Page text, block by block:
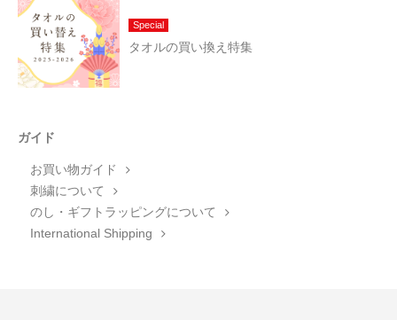
Special
タオルの買い換え特集
ガイド
お買い物ガイド
刺繍について
のし・ギフトラッピングについて
International Shipping